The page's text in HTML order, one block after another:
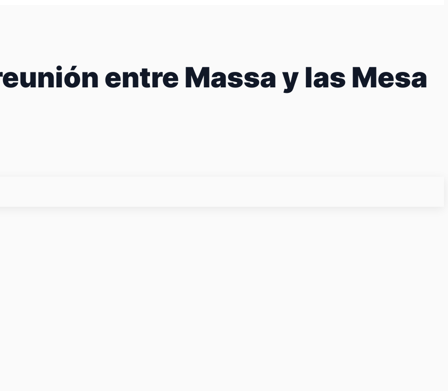
entre Massa y las Mesa